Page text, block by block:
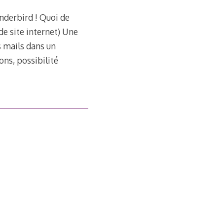
! Quoi de
site internet) Une
dans un
possibilité